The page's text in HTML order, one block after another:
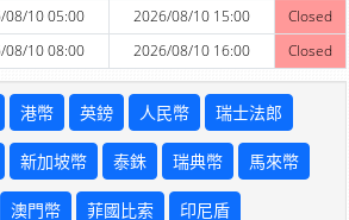
08/10 05:00 2026/08/10 15:00
Closed
08/10 08:00 2026/08/10 16:00 Closed
港幣 英鎊 人民幣 瑞士法郎
新加坡幣 泰銖 瑞典幣 馬來幣
澳門幣 菲國比索 印尼盾